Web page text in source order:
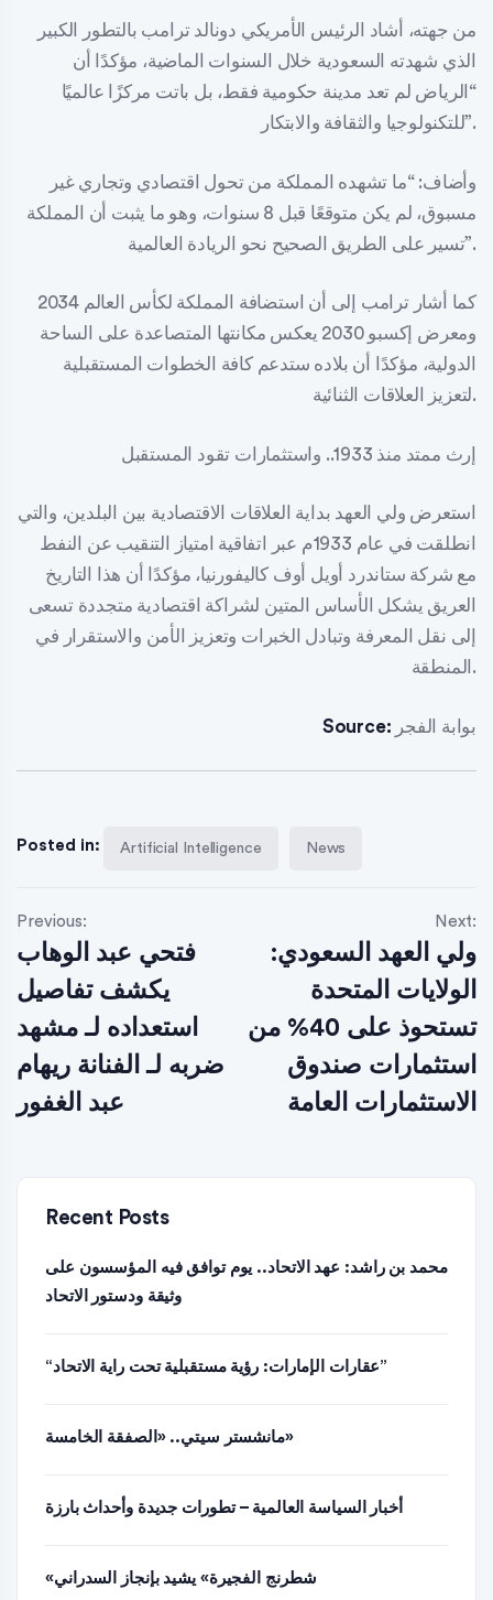
من جهته، أشاد الرئيس الأمريكي دونالد ترامب بالتطور الكبير
الذي شهدته السعودية خلال السنوات الماضية، مؤكدًا أن
“الرياض لم تعد مدينة حكومية فقط، بل باتت مركزًا عالميًا
للتكنولوجيا والثقافة والابتكار”.
وأضاف: “ما تشهده المملكة من تحول اقتصادي وتجاري غير
مسبوق، لم يكن متوقعًا قبل 8 سنوات، وهو ما يثبت أن المملكة
تسير على الطريق الصحيح نحو الريادة العالمية”.
كما أشار ترامب إلى أن استضافة المملكة لكأس العالم 2034
ومعرض إكسبو 2030 يعكس مكانتها المتصاعدة على الساحة
الدولية، مؤكدًا أن بلاده ستدعم كافة الخطوات المستقبلية
لتعزيز العلاقات الثنائية.
إرث ممتد منذ 1933.. واستثمارات تقود المستقبل
استعرض ولي العهد بداية العلاقات الاقتصادية بين البلدين، والتي
انطلقت في عام 1933م عبر اتفاقية امتياز التنقيب عن النفط
مع شركة ستاندرد أويل أوف كاليفورنيا، مؤكدًا أن هذا التاريخ
العريق يشكل الأساس المتين لشراكة اقتصادية متجددة تسعى
إلى نقل المعرفة وتبادل الخبرات وتعزيز الأمن والاستقرار في
المنطقة.
Source: بوابة الفجر
Posted in: Artificial Intelligence News
Previous:
فتحي عبد الوهاب
يكشف تفاصيل
استعداده لـ مشهد
ضربه لـ الفنانة ريهام
عبد الغفور
Next:
ولي العهد السعودي:
الولايات المتحدة
تستحوذ على 40% من
استثمارات صندوق
الاستثمارات العامة
Recent Posts
محمد بن راشد: عهد الاتحاد.. يوم توافق فيه المؤسسون على
وثيقة ودستور الاتحاد
“عقارات الإمارات: رؤية مستقبلية تحت راية الاتحاد”
مانشستر سيتي.. «الصفقة الخامسة»
أخبار السياسة العالمية – تطورات جديدة وأحداث بارزة
«شطرنج الفجيرة» يشيد بإنجاز السدراني